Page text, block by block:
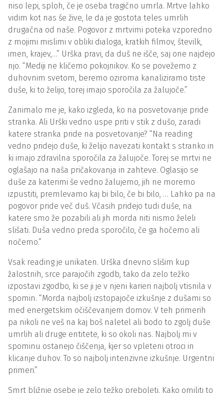
niso lepi, sploh, če je oseba tragično umrla. Mrtve lahko
vidim kot nas še žive, le da je gostota teles umrlih
drugačna od naše. Pogovor z mrtvimi poteka vzporedno
z mojimi mislimi v obliki dialoga, kratkih filmov, številk,
imen, krajev,…” Urška pravi, da duš ne išče, saj one najdejo
njo. “Mediji ne kličemo pokojnikov. Ko se povežemo z
duhovnim svetom, beremo oziroma kanaliziramo tiste
duše, ki to želijo, torej imajo sporočila za žalujoče.”
Zanimalo me je, kako izgleda, ko na posvetovanje pride
stranka. Ali Urški vedno uspe priti v stik z dušo, zaradi
katere stranka pride na posvetovanje? “Na reading
vedno pridejo duše, ki želijo navezati kontakt s stranko in
ki imajo zdravilna sporočila za žalujoče. Torej se mrtvi ne
oglašajo na naša pričakovanja in zahteve. Oglasijo se
duše za katerimi še vedno žalujemo, jih ne moremo
izpustiti, premlevamo kaj bi bilo, če bi bilo, … Lahko pa na
pogovor pride več duš. Včasih pridejo tudi duše, na
katere smo že pozabili ali jih morda niti nismo želeli
slišati. Duša vedno preda sporočilo, če ga hočemo ali
nočemo.”
Vsak reading je unikaten. Urška dnevno slišim kup
žalostnih, srce parajočih zgodb, tako da zelo težko
izpostavi zgodbo, ki se ji je v njeni karieri najbolj vtisnila v
spomin. “Morda najbolj izstopajoče izkušnje z dušami so
med energetskim očiščevanjem domov. V teh primerih
pa nikoli ne veš na kaj boš naletel ali bodo to zgolj duše
umrlih ali druge entitete, ki so okoli nas. Najbolj mi v
spominu ostanejo čiščenja, kjer so vpleteni otroci in
klicanje duhov. To so najbolj intenzivne izkušnje. Urgentni
primeri.”
Smrt bližnje osebe je zelo težko preboleti. Kako omiliti to